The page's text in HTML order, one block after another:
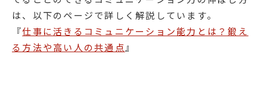
は、以下のページで詳しく解説しています。
『仕事に活きるコミュニケーション能力とは？鍛え
る方法や高い人の共通点 』